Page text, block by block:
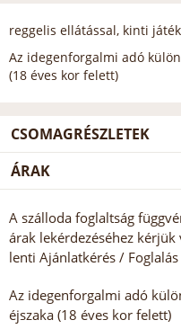
reggelis ellátással, kinti
Az idegenforgalmi adó
(18 éves kor felett)
CSOMAGRÉSZLETEK
ÁRAK
A szálloda foglaltság
árak lekérdezéséhez
lenti Ajánlatkérés /
Az idegenforgalmi adó
éjszaka (18 éves kor felett)